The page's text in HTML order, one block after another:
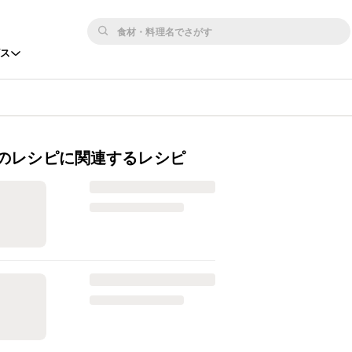
レシピに関連するレシピ